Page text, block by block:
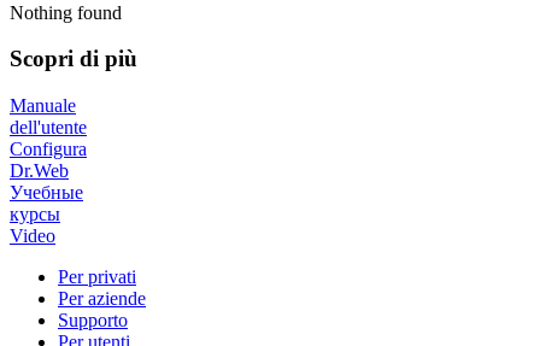
Nothing found
Scopri di più
Manuale
dell'utente
Configura
Dr.Web
Учебные
курсы
Video
Per privati
Per aziende
Supporto